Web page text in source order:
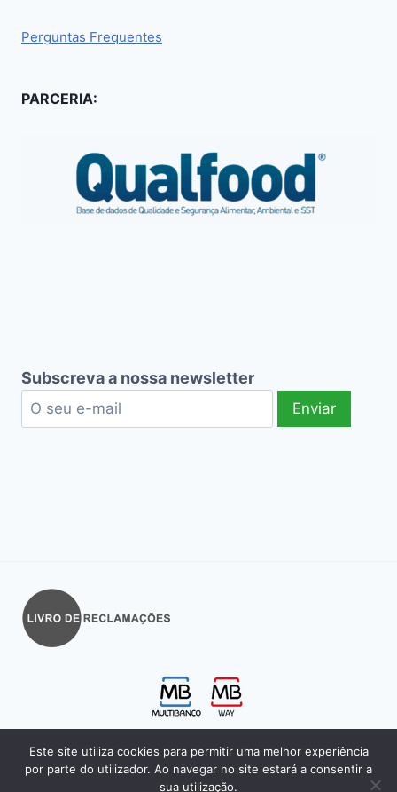
Perguntas Frequentes
PARCERIA:
Subscreva a nossa newsletter
© 2026 Getonclik, Lda.
Este site utiliza cookies para permitir uma melhor experiência
por parte do utilizador. Ao navegar no site estará a consentir a
sua utilização.